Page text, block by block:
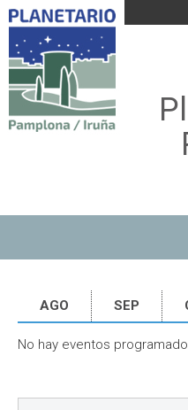
AGO SEP
No hay eventos